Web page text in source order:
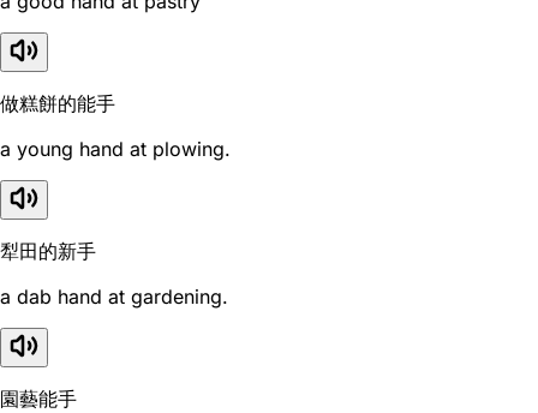
做糕餅的能手
a young hand at plowing.
犁田的新手
a dab hand at gardening.
園藝能手